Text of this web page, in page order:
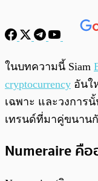
พร้อมเล่น
ในบทความนี้ Siam
cryptocurrency อันใ
เฉพาะ และวงการนั้
เทรนด์ที่มาคู่ขนานกั
Numeraire คือ